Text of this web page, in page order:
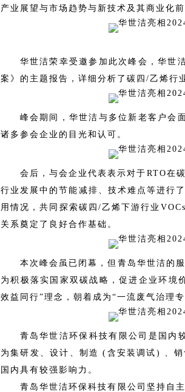
产业展望与市场趋势与新技术及其商业化前
华世洁荣幸受邀参加此次峰会，华世
案》的主题报告，详细分析了碳四/乙烯行
峰会期间，华世洁与多位新老客户会
诸多参会企业的目光和认可。
会后，与会企业代表表示对于RTO在
行业发展中的节能减排、技术难点等进行
用情况，共同探索碳四/乙烯下游行业
关系奠定了良好合作基础。
本次峰会虽已闭幕，但青岛华世洁的
为积极落实国家双碳战略，促进企业环境
效益同行”理念，朝着成为“一流废气治理
青岛华世洁环保科技有限公司是国内
为集研发、设计、制造 (含安装调试) 、
国内具有较强影响力。
青岛华世洁环保科技有限公司坚持自